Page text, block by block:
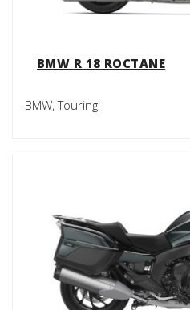
BMW R 18 ROCTANE
BMW,Touring